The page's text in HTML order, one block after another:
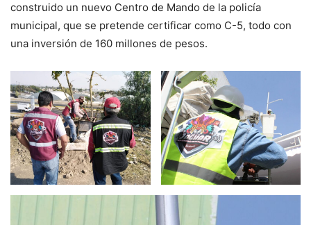
construido un nuevo Centro de Mando de la policía
municipal, que se pretende certificar como C-5, todo con
una inversión de 160 millones de pesos.